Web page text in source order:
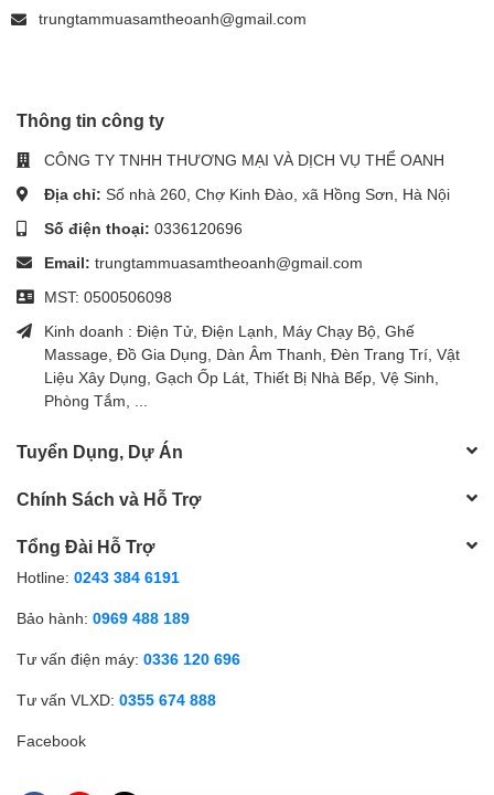
trungtammuasamtheoanh@gmail.com
Thông tin công ty
CÔNG TY TNHH THƯƠNG MẠI VÀ DỊCH VỤ THỂ OANH
Địa chỉ: Số nhà 260, Chợ Kinh Đào, xã Hồng Sơn, Hà Nội
Số điện thoại: 0336120696
Email: trungtammuasamtheoanh@gmail.com
MST: 0500506098
Kinh doanh : Điện Tử, Điện Lạnh, Máy Chạy Bộ, Ghế
Massage, Đồ Gia Dụng, Dàn Âm Thanh, Đèn Trang Trí, Vật
Liệu Xây Dụng, Gạch Ốp Lát, Thiết Bị Nhà Bếp, Vệ Sinh,
Phòng Tắm, ...
Tuyển Dụng, Dự Án
Chính Sách và Hỗ Trợ
Tổng Đài Hỗ Trợ
Hotline: 0243 384 6191
Bảo hành: 0969 488 189
Tư vấn điện máy: 0336 120 696
Tư vấn VLXD: 0355 674 888
Facebook